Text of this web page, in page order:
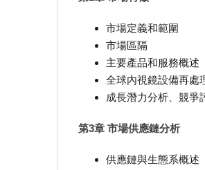
市場定義和範圍
市場區隔
主要產品和服務概述
全球內視鏡設備再處
成長潛力分析、競爭
第3章 市場供應鏈分析
供應鏈與生態系概述